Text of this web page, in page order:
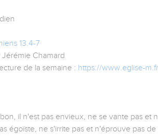
13.4-7
Chamard
de la semaine : https://www.eglise-
il n'est pas envieux, ne se vante pas et
égoïste, ne s'irrite pas et n'éprouve pas